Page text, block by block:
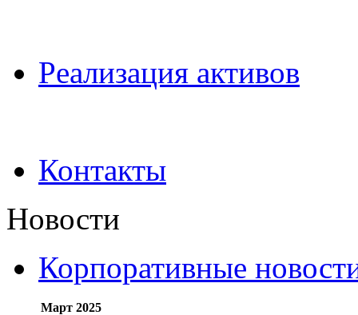
Pеализация активов
Контакты
Новости
Корпоративные
Март 2025